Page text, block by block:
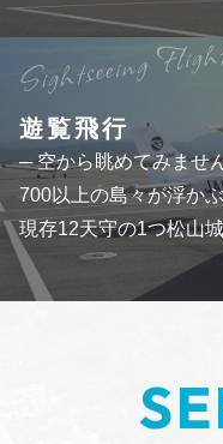
遊覧飛行
─ 空から眺めてみませ
700以上の島々が浮か
現存12天守の1つ松山城